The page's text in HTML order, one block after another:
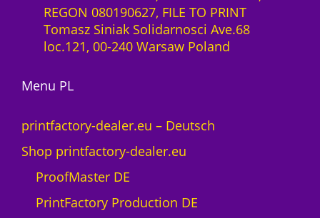
REGON 080190627, FILE TO PRINT
Tomasz Siniak Solidarnosci Ave.68
loc.121, 00-240 Warsaw Poland
Menu PL
printfactory-dealer.eu – Deutsch
Shop printfactory-dealer.eu
ProofMaster DE
PrintFactory Production DE